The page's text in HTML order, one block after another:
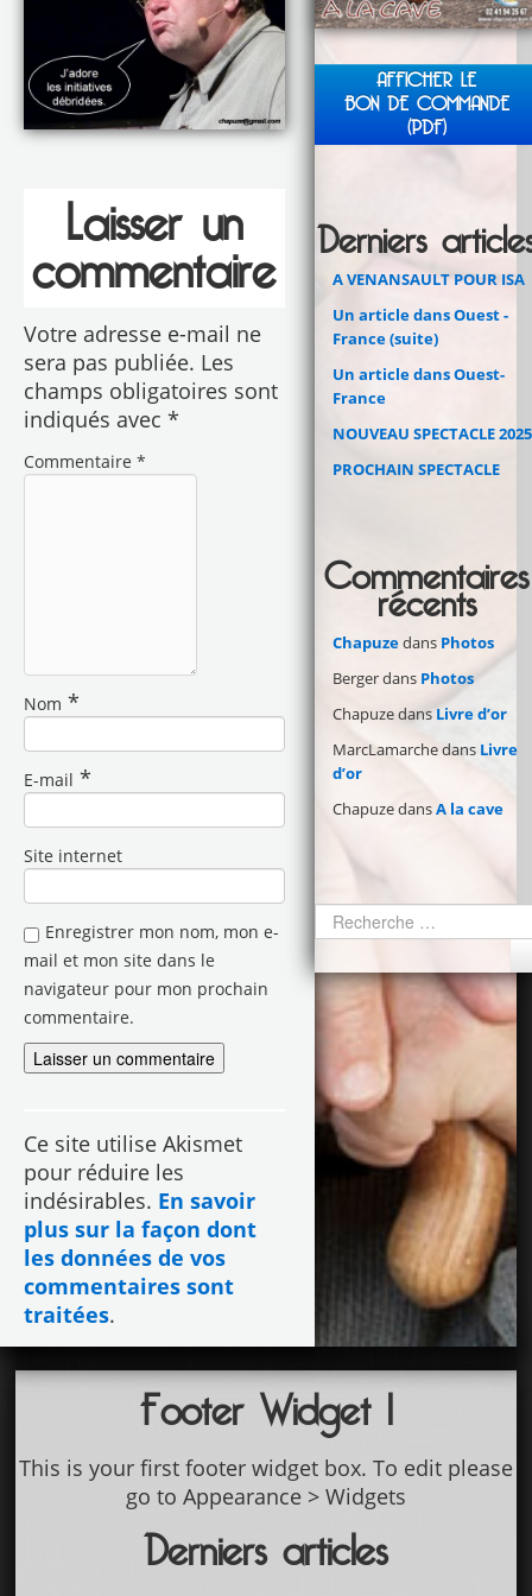
Laisser un
commentaire
Votre adresse e-mail ne
sera pas publiée. Les
champs obligatoires sont
indiqués avec *
Commentaire *
Nom *
E-mail *
Site internet
Enregistrer mon nom, mon e-
mail et mon site dans le
navigateur pour mon prochain
commentaire.
Ce site utilise Akismet
pour réduire les
indésirables. En savoir
plus sur la façon dont
les données de vos
commentaires sont
traitées.
AFFICHER LE
BON DE COMMANDE
(PDF)
Derniers
A VENANSAULT POUR ISA
Un article dans Ouest -
France (suite)
Un article dans Ouest-
France
NOUVEAU SPECTACLE 2025
PROCHAIN SPECTACLE
Commentaires
récents
Chapuzedans Photos
Bergerdans Photos
Chapuzedans Livre d’or
MarcLamarchedans Livre
d’or
ChapuzedansA la cave
Footer Widget 1
This is your first footer widget box. To edit please
go to Appearance > Widgets
Derniers articles